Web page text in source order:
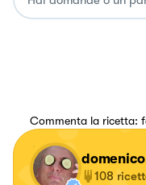
Commenta la ricetta:
108